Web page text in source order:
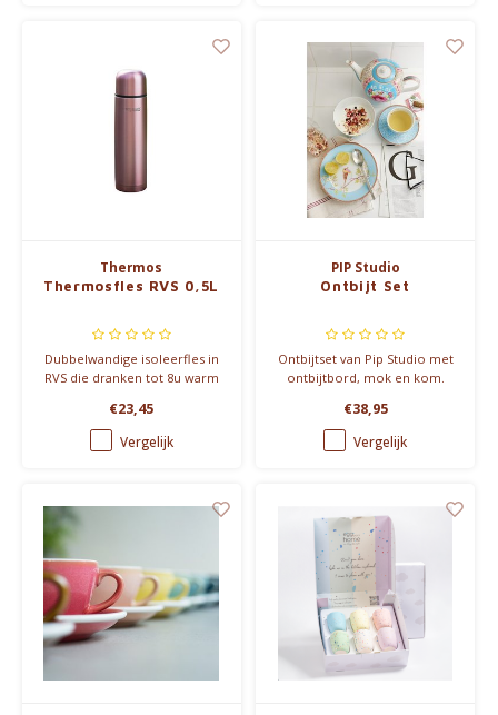
Thermos
Thermosfles RVS 0,5L
Dubbelwandige isoleerfles in
RVS die dranken tot 8u warm
kleuren
€23,45
Vergelijk
PIP Studio
Ontbijt Set
Ontbijtset van Pip Studio met
ontbijtbord, mok en kom.
hoogwaardig porselein en
versierd met exotische
bloemen en vogels. > in blauw
€38,95
Vergelijk